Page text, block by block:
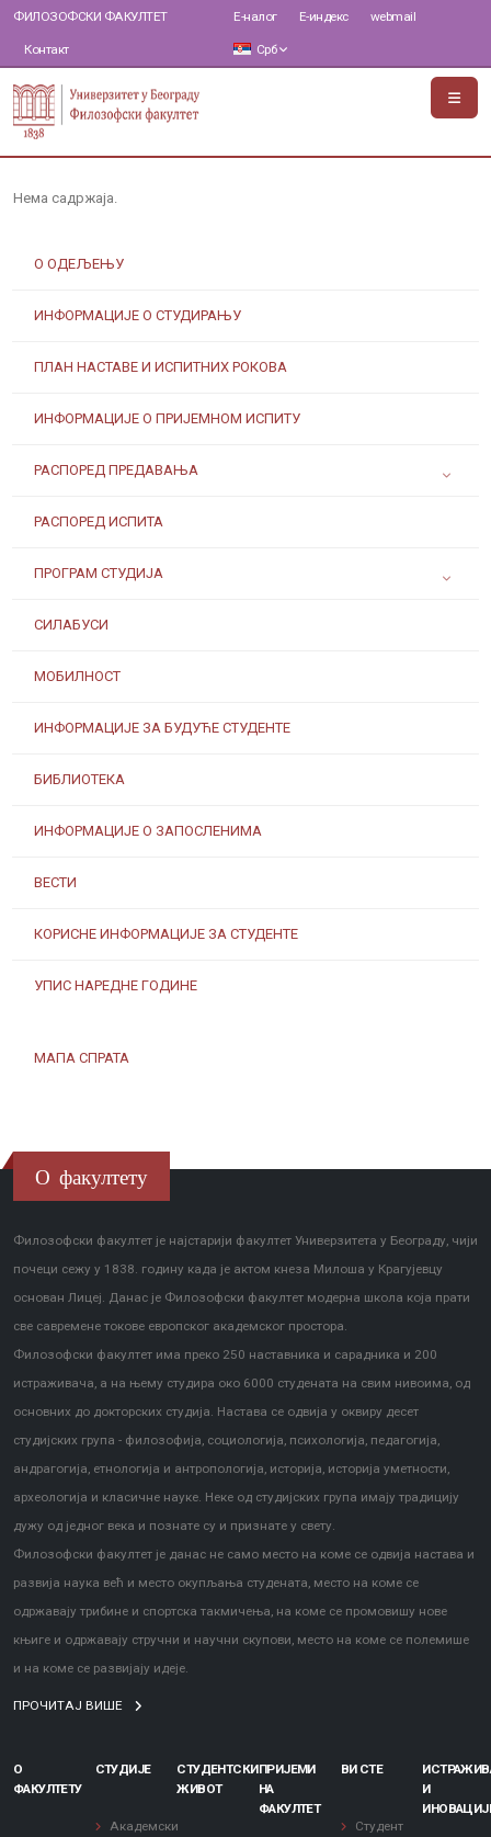
ФИЛОЗОФСКИ ФАКУЛТЕТ
Контакт
Е-налог Е-индекс webmail
Срб
О ОДЕЉЕЊУ
ИНФОРМАЦИЈЕ О СТУДИРАЊУ
ПЛАН НАСТАВЕ И ИСПИТНИХ РОКОВА
ИНФОРМАЦИЈЕ О ПРИЈЕМНОМ ИСПИТУ
РАСПОРЕД ПРЕДАВАЊА
РАСПОРЕД ИСПИТА
ПРОГРАМ СТУДИЈА
СИЛАБУСИ
МОБИЛНОСТ
ИНФОРМАЦИЈЕ ЗА БУДУЋЕ СТУДЕНТЕ
БИБЛИОТЕКА
ИНФОРМАЦИЈЕ О ЗАПОСЛЕНИМА
ВЕСТИ
КОРИСНЕ ИНФОРМАЦИЈЕ ЗА СТУДЕНТЕ
УПИС НАРЕДНЕ ГОДИНЕ
МАПА СПРАТА
Нема садржаја.
О факултету
Филозофски факултет је најстарији факултет Универзитета у Београду, чији
почеци сежу у 1838. годину када је актом кнеза Милоша у Крагујевцу
основан Лицеј. Данас је Филозофски факултет модерна школа која прати
све савремене токове европског академског простора.
Филозофски факултет има преко 250 наставника и сарадника и 200
истраживача, а на њему студира око 6000 студената на свим нивоима, од
основних до докторских студија. Настава се одвија у оквиру десет
студијских група - филозофија, социологија, психологија, педагогија,
андрагогија, етнологија и антропологија, историја, историја уметности,
археологија и класичне науке. Неке од студијских група имају традицију
дужу од једног века и познате су и признате у свету.
Филозофски факултет је данас не само место на коме се одвија настава и
развија наука већ и место окупљања студената, место на коме се
одржавају трибине и спортска такмичења, на коме се промовишу нове
књиге и одржавају стручни и научни скупови, место на коме се полемише
и на коме се развијају идеје.
ПРОЧИТАЈ ВИШЕ
О
ФАКУЛТЕТУ
СТУДИЈЕ
Академски
СТУДЕНТСКИ
ЖИВОТ
ПРИЈЕМИ
НА
ФАКУЛТЕТ
ВИ СТЕ
Студент
И